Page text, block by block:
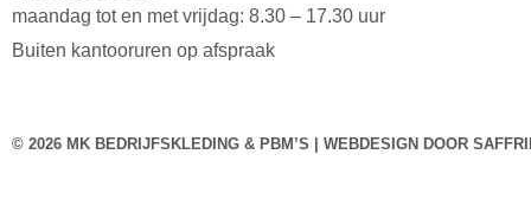
maandag tot en met vrijdag: 8.30 – 17.30 uur
Buiten kantooruren op afspraak
© 2026 MK BEDRIJFSKLEDING & PBM’S | WEBDESIGN DOOR